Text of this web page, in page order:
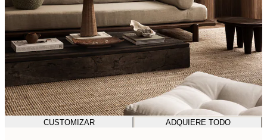
CUSTOMIZAR ADQUIERE TODO